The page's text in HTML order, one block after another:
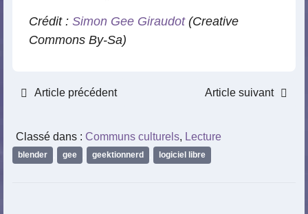
Crédit : Simon Gee Giraudot(Creative
Commons By-Sa)
Article précédent Article suivant
Classé dans : Communs culturels, Lecture
blender gee geektionnerd logiciel libre